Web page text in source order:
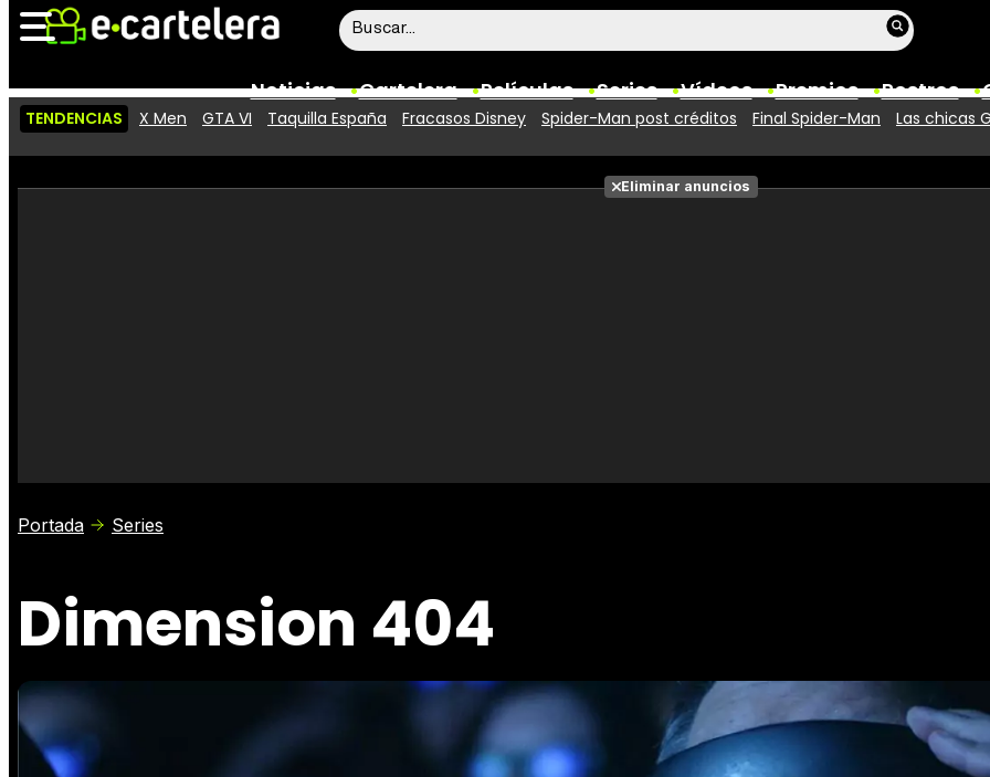
Noticias Cartelera Películas Series Vídeos Premios Rostros
Vídeos
Taquilla
Fotos
TENDENCIAS X Men GTA VI Taquilla España Fracasos Disney Spider-Man post créditos Final Spider-Man Las chicas
Eliminar anuncios
Portada Series
Dimension 404